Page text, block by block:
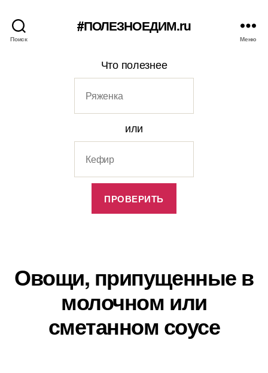
Поиск
#ПОЛЕЗНОЕДИМ.ru
Меню
Что полезнее
или
Овощи, припущенные в
молочном или
сметанном соусе